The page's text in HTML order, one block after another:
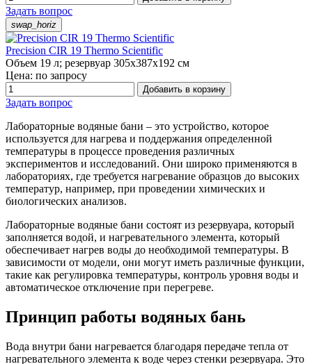
Задать вопрос
swap_horiz
Precision CIR 19 Thermo Scientific
Объем 19 л; резервуар 305x387x192 см
Цена: по запросу
Добавить в корзину
Задать вопрос
Лабораторные водяные бани – это устройство, которое
используется для нагрева и поддержания определенной
температуры в процессе проведения различных
экспериментов и исследований. Они широко применяются в
лабораториях, где требуется нагревание образцов до высоких
температур, например, при проведении химических и
биологических анализов.
Лабораторные водяные бани состоят из резервуара, который
заполняется водой, и нагревательного элемента, который
обеспечивает нагрев воды до необходимой температуры. В
зависимости от модели, они могут иметь различные функции,
такие как регулировка температуры, контроль уровня воды и
автоматическое отключение при перегреве.
Принцип работы водяных бань
Вода внутри бани нагревается благодаря передаче тепла от
нагревательного элемента к воде через стенки резервуара. Это